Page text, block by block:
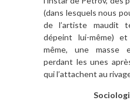
(dans lesquels nous
de l’artiste maudit
dépeint lui-même)
même, une masse
perdant les unes
qui l’attachent au